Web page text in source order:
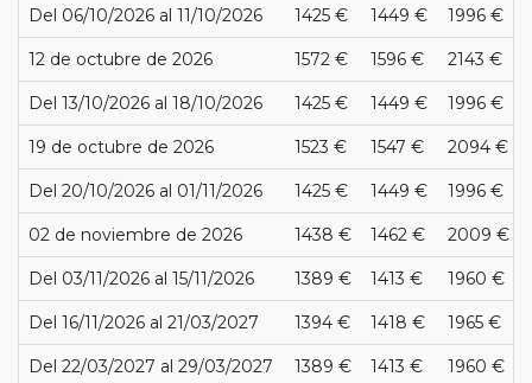
Del 06/10/2026 al 11/10/2026 1425 € 1449 € 1996 €
12 de octubre de 2026 1572 € 1596 € 2143 €
Del 13/10/2026 al 18/10/2026 1425 € 1449 € 1996 €
19 de octubre de 2026 1523 € 1547 € 2094 €
Del 20/10/2026 al 01/11/2026 1425 € 1449 € 1996 €
02 de noviembre de 2026 1438 € 1462 € 2009 €
Del 03/11/2026 al 15/11/2026 1389 € 1413 € 1960 €
Del 16/11/2026 al 21/03/2027 1394 € 1418 € 1965 €
Del 22/03/2027 al 29/03/2027 1389 € 1413 € 1960 €